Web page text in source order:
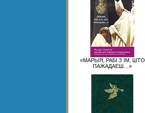
«МАРЫЯ, РАБІ З ІМ, ШТО
ПАЖАДАЕШ…»